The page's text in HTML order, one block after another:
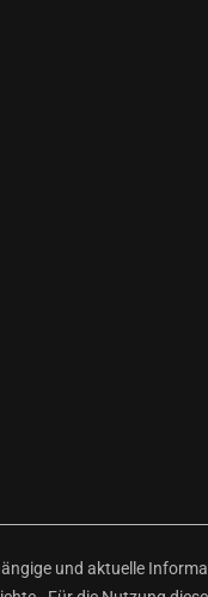
und aktuelle